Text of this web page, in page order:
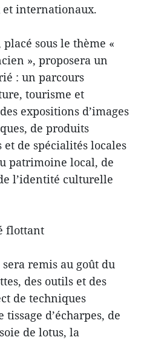
et internationaux.
sous le thème «
», proposera un
: un parcours
tourisme et
expositions d’images
de produits
de spécialités locales
patrimoine local, de
l’identité culturelle
flottant
remis au goût du
des outils et des
de techniques
d’écharpes, de
de lotus, la